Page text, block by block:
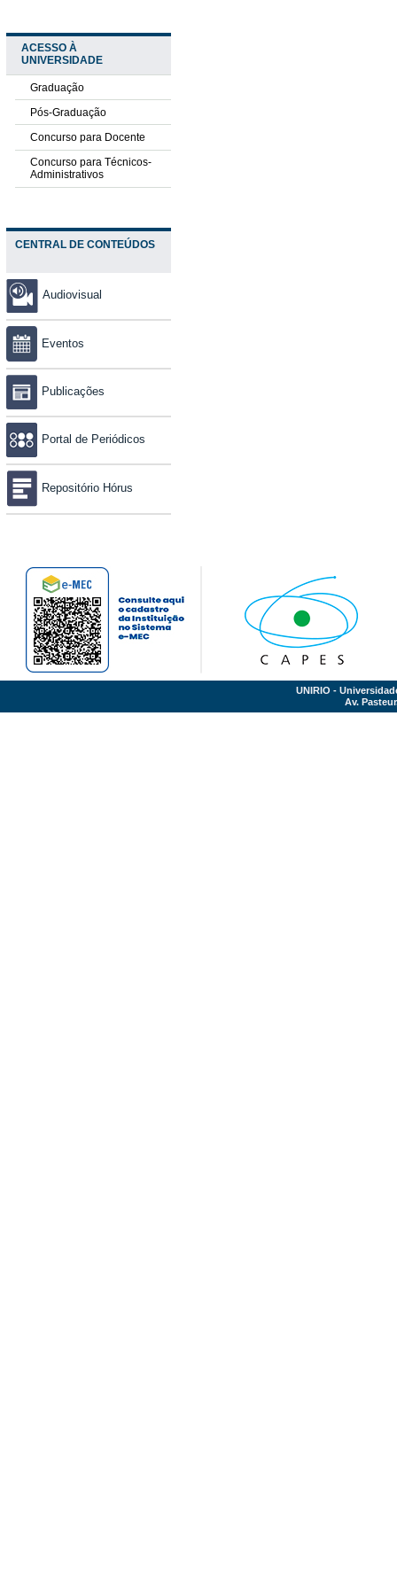
ACESSO À
UNIVERSIDADE
Graduação
Pós-Graduação
Concurso para Docente
Concurso para Técnicos-
Administrativos
CENTRAL DE CONTEÚDOS
Audiovisual
Eventos
Publicações
Portal de Periódicos
Repositório Hórus
UNIRIO -
Av.